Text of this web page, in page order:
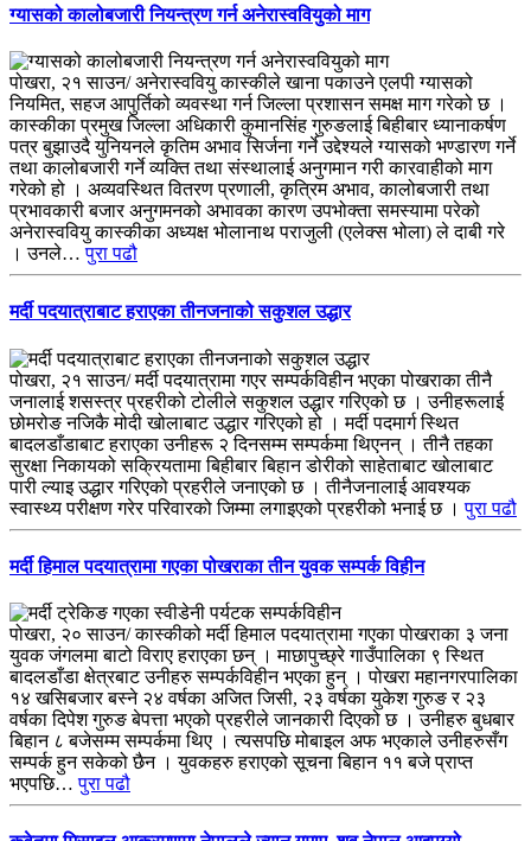
ग्यासको कालोबजारी नियन्त्रण गर्न अनेरास्ववियुको माग
पोखरा, २१ साउन/ अनेरास्ववियु कास्कीले खाना पकाउने एलपी ग्यासको
नियमित, सहज आपुर्तिको व्यवस्था गर्न जिल्ला प्रशासन समक्ष माग गरेको छ ।
कास्कीका प्रमुख जिल्ला अधिकारी कुमानसिंह गुरुङलाई बिहीबार ध्यानाकर्षण
पत्र बुझाउदै युनियनले कृतिम अभाव सिर्जना गर्ने उद्देश्यले ग्यासको भण्डारण गर्ने
तथा कालोबजारी गर्ने व्यक्ति तथा संस्थालाई अनुगमान गरी कारवाहीको माग
गरेको हो । अव्यवस्थित वितरण प्रणाली, कृत्रिम अभाव, कालोबजारी तथा
प्रभावकारी बजार अनुगमनको अभावका कारण उपभोक्ता समस्यामा परेको
अनेरास्ववियु कास्कीका अध्यक्ष भोलानाथ पराजुली (एलेक्स भोला) ले दाबी गरे
। उनले…पुरा पढौ
मर्दी पदयात्राबाट हराएका तीनजनाको सकुशल उद्धार
पोखरा, २१ साउन/ मर्दी पदयात्रामा गएर सम्पर्कविहीन भएका पोखराका तीनै
जनालाई शसस्त्र प्रहरीको टोलीले सकुशल उद्धार गरिएको छ । उनीहरूलाई
छोमरोङ नजिकै मोदी खोलाबाट उद्धार गरिएको हो । मर्दी पदमार्ग स्थित
बादलडाँडाबाट हराएका उनीहरू २ दिनसम्म सम्पर्कमा थिएनन् । तीनै तहका
सुरक्षा निकायको सक्रियतामा बिहीबार बिहान डोरीको साहेताबाट खोलाबाट
पारी ल्याइ उद्धार गरिएको प्रहरीले जनाएको छ । तीनैजनालाई आवश्यक
स्वास्थ्य परीक्षण गरेर परिवारको जिम्मा लगाइएको प्रहरीको भनाई छ ।पुरा पढौ
मर्दी हिमाल पदयात्रामा गएका पोखराका तीन युवक सम्पर्क विहीन
पोखरा, २० साउन/ कास्कीको मर्दी हिमाल पदयात्रामा गएका पोखराका ३ जना
युवक जंगलमा बाटो विराए हराएका छन् । माछापुच्छ्रे गाउँपालिका ९ स्थित
बादलडाँडा क्षेत्रबाट उनीहरु सम्पर्कविहीन भएका हुन् । पोखरा महानगरपालिका
१४ खसिबजार बस्ने २४ वर्षका अजित जिसी, २३ वर्षका युकेश गुरुङ र २३
वर्षका दिपेश गुरुङ बेपत्ता भएको प्रहरीले जानकारी दिएको छ । उनीहरु बुधबार
बिहान ८ बजेसम्म सम्पर्कमा थिए । त्यसपछि मोबाइल अफ भएकाले उनीहरुसँग
सम्पर्क हुन सकेको छैन । युवकहरु हराएको सूचना बिहान ११ बजे प्राप्त
भएपछि…पुरा पढौ